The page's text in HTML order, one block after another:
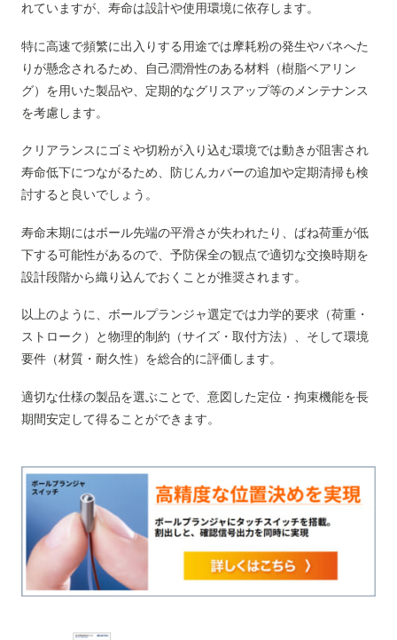
れていますが、寿命は設計や使用環境に依存します。
特に高速で頻繁に出入りする用途では摩耗粉の発生やバネへた
りが懸念されるため、自己潤滑性のある材料（樹脂ベアリン
グ）を用いた製品や、定期的なグリスアップ等のメンテナンス
を考慮します。
クリアランスにゴミや切粉が入り込む環境では動きが阻害され
寿命低下につながるため、防じんカバーの追加や定期清掃も検
討すると良いでしょう。
寿命末期にはボール先端の平滑さが失われたり、ばね荷重が低
下する可能性があるので、予防保全の観点で適切な交換時期を
設計段階から織り込んでおくことが推奨されます。
以上のように、ボールプランジャ選定では力学的要求（荷重・
ストローク）と物理的制約（サイズ・取付方法）、そして環境
要件（材質・耐久性）を総合的に評価します。
適切な仕様の製品を選ぶことで、意図した定位・拘束機能を長
期間安定して得ることができます。